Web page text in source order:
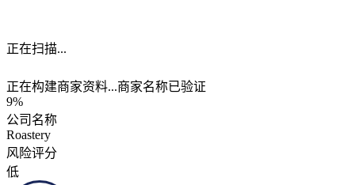
正在构建商家资料...商家名称已验证
95%
公司名称
Roastery
风险评分
低